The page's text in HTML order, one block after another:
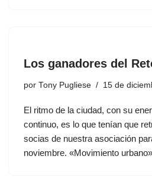
Los ganadores del
por Tony Pugliese 15 de
El ritmo de la ciudad, con su
continuo, es lo que tenían que
socias de nuestra asociación
noviembre. «Movimiento